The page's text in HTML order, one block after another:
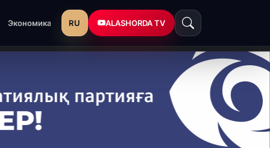
Экономика RU ALASHORDA TV